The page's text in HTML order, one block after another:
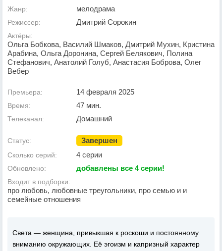
Жанр: мелодрама
Режиссер: Дмитрий Сорокин
Актёры:
Ольга Бобкова, Василий Шмаков, Дмитрий Мухин, Кристина
Арабина, Ольга Доронина, Сергей Белякович, Полина
Стефанович, Анатолий Голуб, Анастасия Боброва, Олег
Вебер
Премьера: 14 февраля 2025
Время: 47 мин.
Телеканал: Домашний
Статус: Завершен
Сколько серий: 4 серии
Обновлено: добавлены все 4 серии!
Входит в подборки:
про любовь, любовные треугольники, про семью и и
семейные отношения
Света — женщина, привыкшая к роскоши и постоянному
вниманию окружающих. Её эгоизм и капризный характер